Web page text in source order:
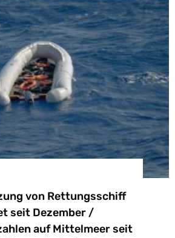
von Rettungsschiff
seit Dezember /
auf Mittelmeer seit